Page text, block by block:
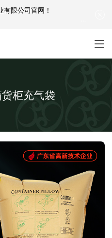
柜充气袋
有限公司官网 ！